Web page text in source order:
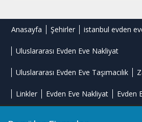
Anasayfa Şehirler istanbul evden
Uluslararası Evden Eve Nakliyat
Uluslararası Evden Eve Taşımacılık
Linkler Evden Eve Nakliyat Evden